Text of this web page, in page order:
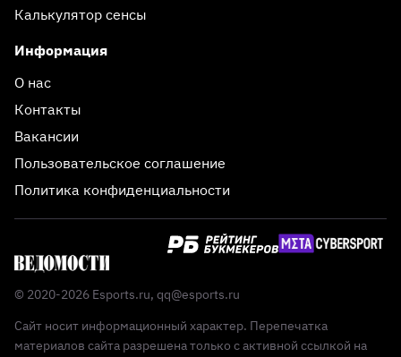
Калькулятор сенсы
Информация
О нас
Контакты
Вакансии
Пользовательское соглашение
Политика конфиденциальности
© 2020-2026 Esports.ru, qq@esports.ru
Сайт носит информационный характер. Перепечатка
материалов сайта разрешена только с активной ссылкой на